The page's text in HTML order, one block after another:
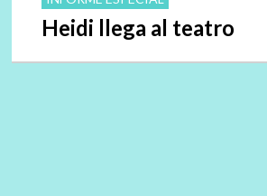
Heidi llega al teatro